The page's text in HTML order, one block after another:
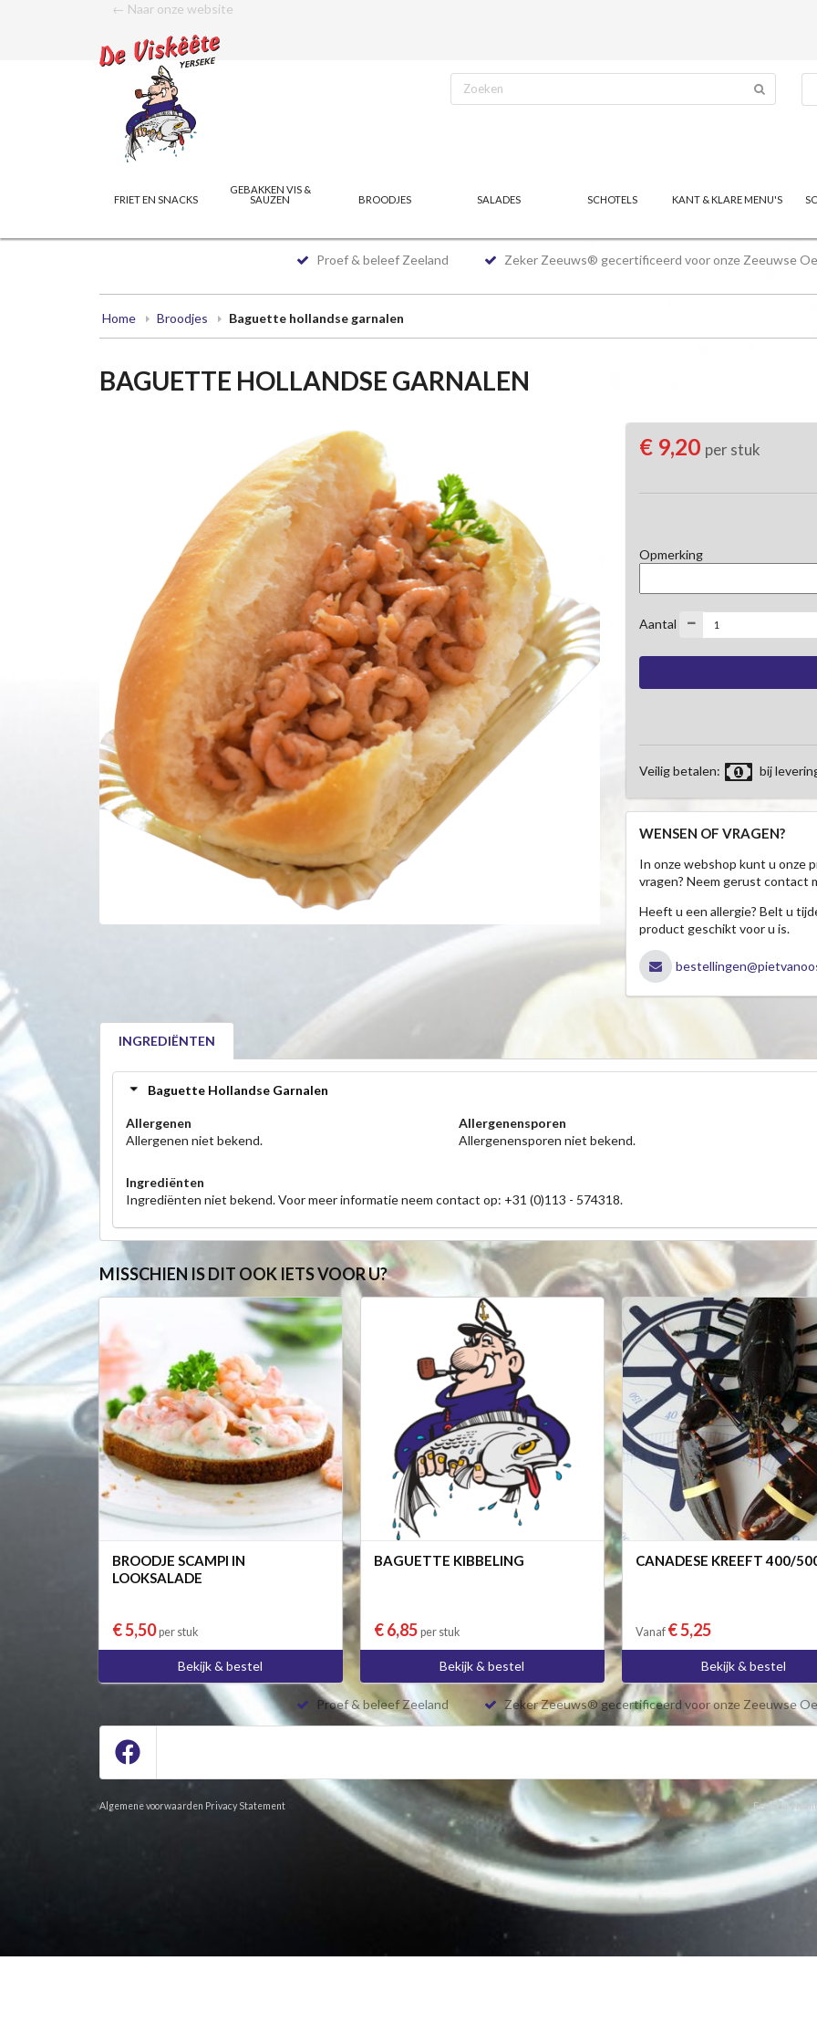
← Naar onze website
FRIET EN SNACKS
GEBAKKEN VIS &
SAUZEN
BROODJES SALADES SCHOTELS KANT & KLARE MENU'S
Proef & beleef Zeeland Zeker Zeeuws® gecertificeerd voor onze Zeeuwse
Home Broodjes Baguette hollandse garnalen
BAGUETTE HOLLANDSE GARNALEN
€ 9,20 per stuk
Opmerking
Aantal
Veilig betalen: bij
WENSEN OF VRAGEN?
In onze webshop kunt u onze
vragen? Neem gerust contact
Heeft u een allergie? Belt u
product geschikt voor u is.
INGREDIËNTEN
Baguette Hollandse Garnalen
Allergenen
Allergenen niet bekend.
Allergenensporen
Allergenensporen niet bekend.
Ingrediënten
Ingrediënten niet bekend. Voor meer informatie neem contact op: +31 (0)113 - 574318.
MISSCHIEN IS DIT OOK IETS VOOR U?
BROODJE SCAMPI IN
LOOKSALADE
€ 5,50per stuk
Bekijk & bestel
BAGUETTE KIBBELING
€ 6,85 per stuk
Bekijk & bestel
CANADESE KREEFT 400/
Vanaf € 5,25
Bekijk & bestel
Proef & beleef Zeeland Zeker Zeeuws® gecertificeerd voor onze Zeeuwse
Algemene voorwaarden Privacy Statement Een Bon